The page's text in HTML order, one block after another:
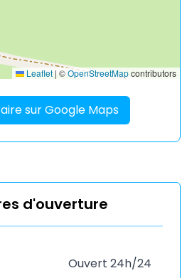
Leaflet | ©OpenStreetMapcontributors
sur Google Maps
d'ouverture
Ouvert 24h/24